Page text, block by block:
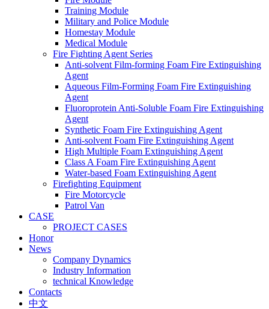
Training Module
Military and Police Module
Homestay Module
Medical Module
Fire Fighting Agent Series
Anti-solvent Film-forming Foam Fire Extinguishing
Agent
Aqueous Film-Forming Foam Fire Extinguishing
Agent
Fluoroprotein Anti-Soluble Foam Fire Extinguishing
Agent
Synthetic Foam Fire Extinguishing Agent
Anti-solvent Foam Fire Extinguishing Agent
High Multiple Foam Extinguishing Agent
Class A Foam Fire Extinguishing Agent
Water-based Foam Extinguishing Agent
Firefighting Equipment
Fire Motorcycle
Patrol Van
CASE
PROJECT CASES
Honor
News
Company Dynamics
Industry Information
technical Knowledge
Contacts
中文